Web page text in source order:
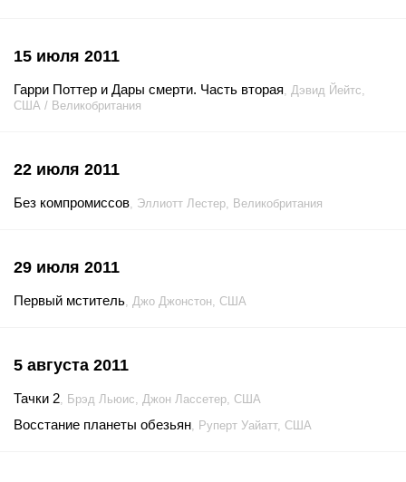
15 июля 2011
Гарри Поттер и Дары смерти. Часть вторая, Дэвид Йейтс,
США / Великобритания
22 июля 2011
Без компромиссов, Эллиотт Лестер, Великобритания
29 июля 2011
Первый мститель, Джо Джонстон, США
5 августа 2011
Тачки 2, Брэд Льюис, Джон Лассетер, США
Восстание планеты обезьян, Руперт Уайатт, США